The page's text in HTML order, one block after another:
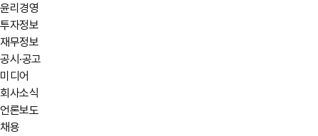
윤리경영
투자정보
재무정보
공시·공고
미디어
회사소식
언론보도
채용